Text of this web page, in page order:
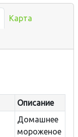
Карта
Описание
Домашнее
мороженое